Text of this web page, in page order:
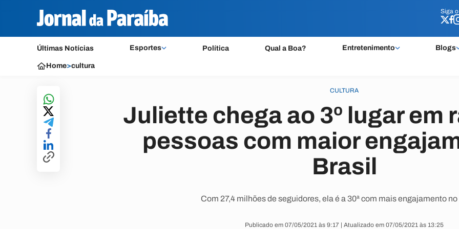
Siga o
Últimas Notícias Esportes Política Qual a Boa? Entretenimento Blogs
Siga o
Home>cultura
CULTURA
Juliette chega ao 3º lugar em
pessoas com maior
Brasil
Com 27,4 milhões de seguidores, ela é a 30ª com mais engajamento
Publicado em 07/05/2021 às 9:17 | Atualizado em 07/05/2021 às 13:25